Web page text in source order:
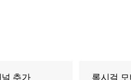
추가 록시걸